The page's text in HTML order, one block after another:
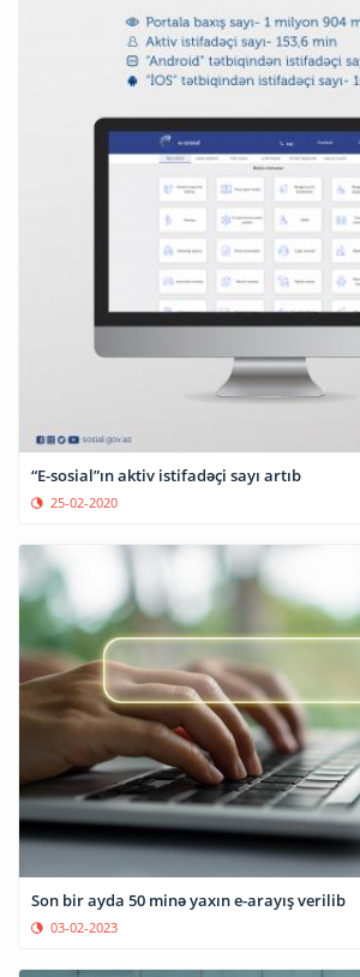
“E-sosial”ın aktiv istifadəçi sayı artıb
25-02-2020
Son bir ayda 50 minə yaxın e-arayış verilib
03-02-2023